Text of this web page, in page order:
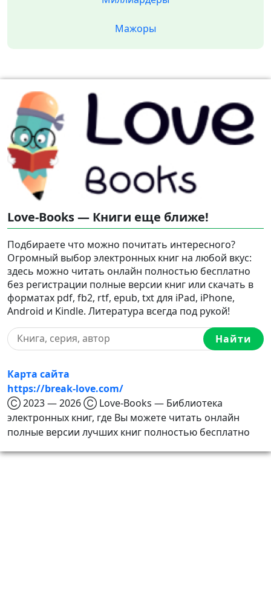
Мажоры
Love-Books — Книги еще ближе!
Подбираете что можно почитать интересного?
Огромный выбор электронных книг на любой вкус:
здесь можно читать онлайн полностью бесплатно
без регистрации полные версии книг или скачать в
форматах pdf, fb2, rtf, epub, txt для iPad, iPhone,
Android и Kindle. Литература всегда под рукой!
Найти
Карта сайта
https://break-love.com/
Ⓒ 2023 — 2026 Ⓒ Love-Books — Библиотека
электронных книг, где Вы можете читать онлайн
полные версии лучших книг полностью бесплатно